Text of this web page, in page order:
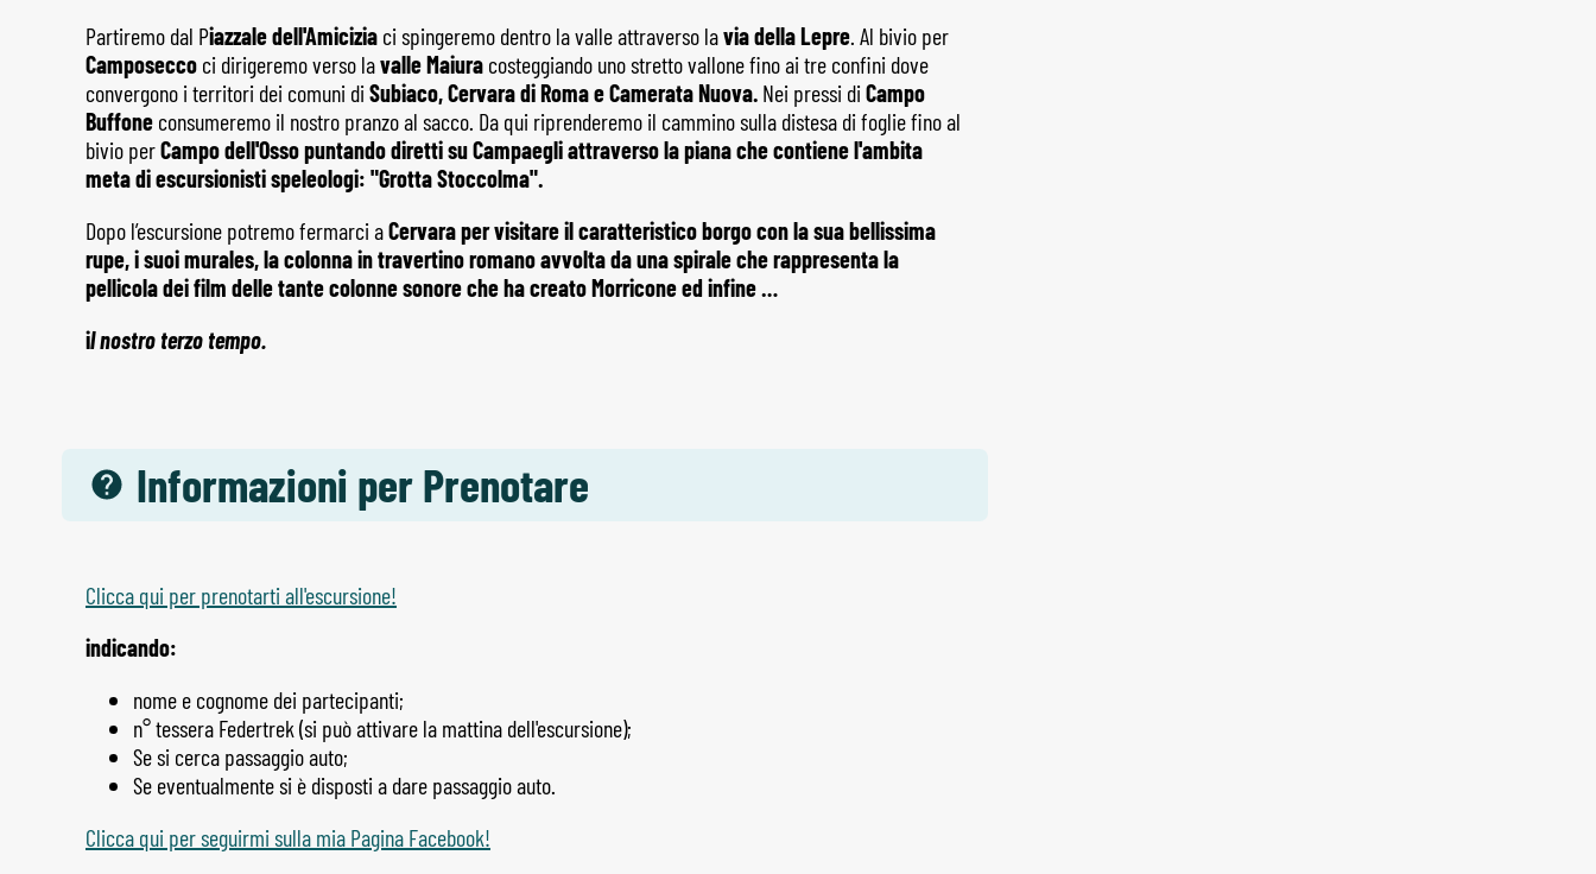
Partiremo dal Piazzale dell'Amicizia ci spingeremo dentro la valle attraverso lavia della Lepre . Al bivio per
Camposecco ci dirigeremo verso lavalle Maiura costeggiando uno stretto vallone fino ai tre confini dove
convergono i territori dei comuni di Subiaco, Cervara di Roma e Camerata Nuova. Nei pressi di Campo
Buffone consumeremo il nostro pranzo al sacco. Da qui riprenderemo il cammino sulla distesa di foglie fino al
bivio perCampo dell'Osso puntando diretti su Campaegli attraverso la piana che contiene l'ambita
meta di escursionisti speleologi: "Grotta Stoccolma".
Dopo l’escursione potremo fermarci aCervara per visitare il caratteristico borgo con la sua bellissima
rupe, i suoi murales, la colonna in travertino romano avvolta da una spirale che rappresenta la
pellicola dei film delle tante colonne sonore che ha creato Morricone ed infine …
il nostro terzo tempo.
Informazioni per Prenotare
Clicca qui per prenotarti all'escursione!
indicando:
nome e cognome dei partecipanti;
n° tessera Federtrek (si può attivare la mattina dell'escursione);
Se si cerca passaggio auto;
Se eventualmente si è disposti a dare passaggio auto.
Clicca qui per seguirmi sulla mia Pagina Facebook!